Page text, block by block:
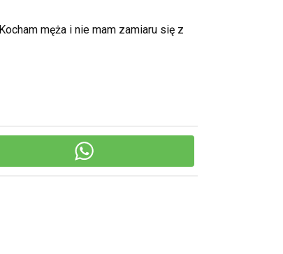
męża i nie mam zamiaru się z